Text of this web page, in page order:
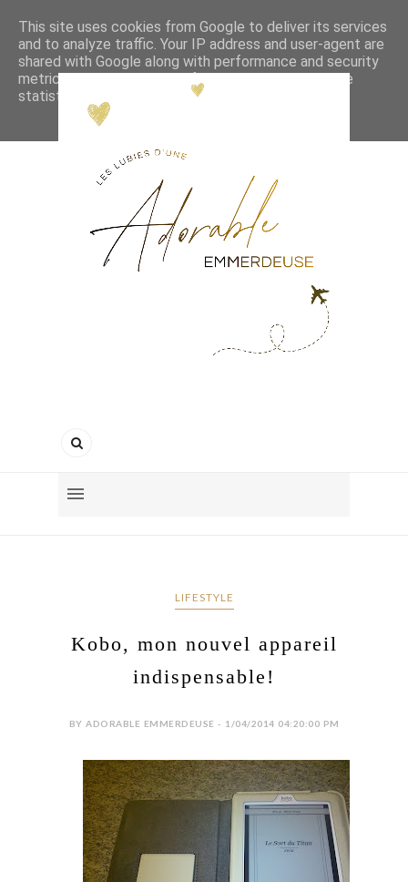
LIFESTYLE
Kobo, mon nouvel appareil
indispensable!
BY ADORABLE EMMERDEUSE - 1/04/2014 04:20:00 PM
This site uses cookies from Google to deliver its services
and to analyze traffic. Your IP address and user-agent are
shared with Google along with performance and security
metrics to ensure quality of service, generate usage
statistics, and to detect and address abuse.